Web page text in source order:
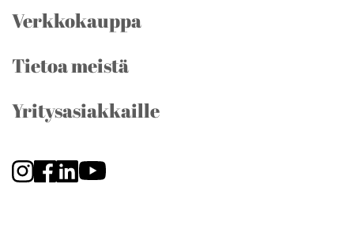
Verkkokauppa
Tietoa meistä
Yritysasiakkaille